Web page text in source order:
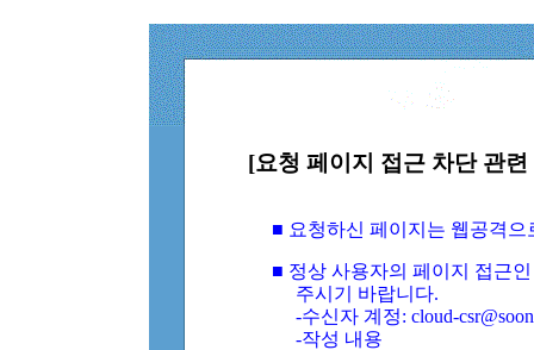
[요청 페이지 접근 차단 관
■ 요청하신 페이지는 웹공격
■ 정상 사용자의 페이지 접근
주시기 바랍니다.
-수신자 계정: cloud-
-작성 내용